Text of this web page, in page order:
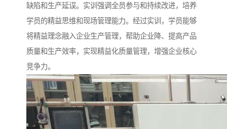
缺陷和生产延误。实训强调全员参与和持续改进，培养
学员的精益思维和现场管理能力。经过实训，学员能够
将精益理念融入企业生产管理，帮助企业降、提高产品
质量和生产效率，实现精益化质量管理，增强企业核心
竞争力。